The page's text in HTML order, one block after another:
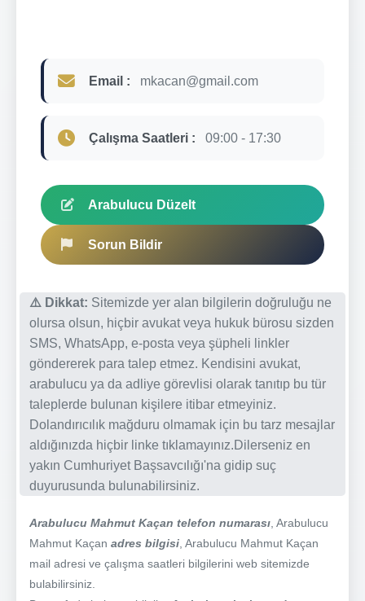
Email : mkacan@gmail.com
Çalışma Saatleri : 09:00 - 17:30
Arabulucu Düzelt
Sorun Bildir
⚠️ Dikkat: Sitemizde yer alan bilgilerin doğruluğu ne
olursa olsun, hiçbir avukat veya hukuk bürosu sizden
SMS, WhatsApp, e-posta veya şüpheli linkler
göndererek para talep etmez. Kendisini avukat,
arabulucu ya da adliye görevlisi olarak tanıtıp bu tür
taleplerde bulunan kişilere itibar etmeyiniz.
Dolandırıcılık mağduru olmamak için bu tarz mesajlar
aldığınızda hiçbir linke tıklamayınız.Dilerseniz en
yakın Cumhuriyet Başsavcılığı'na gidip suç
duyurusunda bulunabilirsiniz.
Arabulucu Mahmut Kaçan telefon numarası , Arabulucu
Mahmut Kaçan adres bilgisi , Arabulucu Mahmut Kaçan
mail adresi ve çalışma saatleri bilgilerini web sitemizde
bulabilirsiniz.